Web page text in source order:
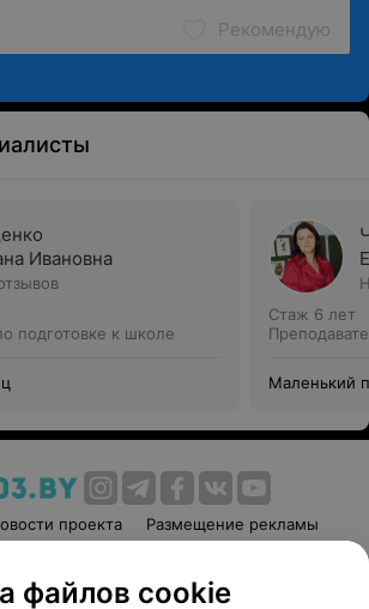
Рекомендую
Ивановна
подготовке к школе
Стаж 6 лет
Маленький
проекта
Размещение рекламы
соглашение
Способы оплаты
файлов cookie